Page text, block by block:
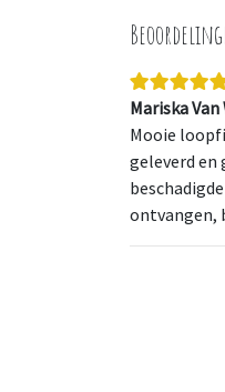
Mariska
Mooie
geleverd en
ontvangen,